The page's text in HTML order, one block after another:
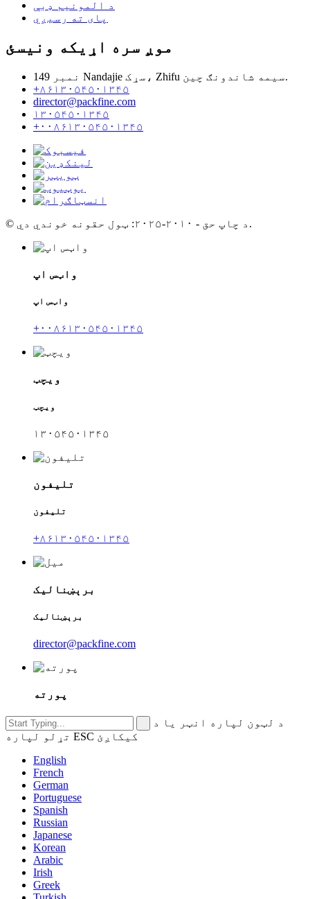
د المونیم ډبې
پای ته رسیږي
موږ سره اړیکه ونیسئ
نمبر 149 Nandajie سړک، Zhifu سیمه شاندونګ چین.
+۸۶۱۳۰۵۴۵۰۱۳۴۵
director@packfine.com
۱۳۰۵۴۵۰۱۳۴۵
+۰۰۸۶۱۳۰۵۴۵۰۱۳۴۵
© د چاپ حق - ۲۰۱۰-۲۰۲۵: ټول حقونه خوندي دي.
واټس اپ
واټس اپ
+۰۰۸۶۱۳۰۵۴۵۰۱۳۴۵
ویچټ
ویچټ
۱۳۰۵۴۵۰۱۳۴۵
تلیفون
تلیفون
+۸۶۱۳۰۵۴۵۰۱۳۴۵
برېښنالیک
برېښنالیک
director@packfine.com
پورته
د لټون لپاره انټر یا د
تړلو لپاره ESC کیکاږئ
English
French
German
Portuguese
Spanish
Russian
Japanese
Korean
Arabic
Irish
Greek